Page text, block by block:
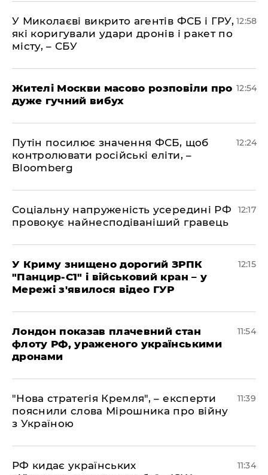
У Миколаєві викрито агентів ФСБ і ГРУ,
які коригували удари дронів і ракет по
місту, – СБУ
12:58
Жителі Москви масово розповіли про
дуже гучний вибух
12:54
Путін посилює значення ФСБ, щоб
контролювати російські еліти, –
Bloomberg
12:24
Соціальну напруженість усередині РФ
провокує найнесподіваніший гравець
12:17
У Криму знищено дорогий ЗРПК
"Панцир-С1" і військовий кран – у
Мережі з'явилося відео ГУР
12:15
Лондон показав плачевний стан
флоту РФ, ураженого українськими
дронами
11:54
"Нова стратегія Кремля", – експерти
пояснили слова Мірошника про війну
з Україною
11:39
РФ кидає українських
11:34